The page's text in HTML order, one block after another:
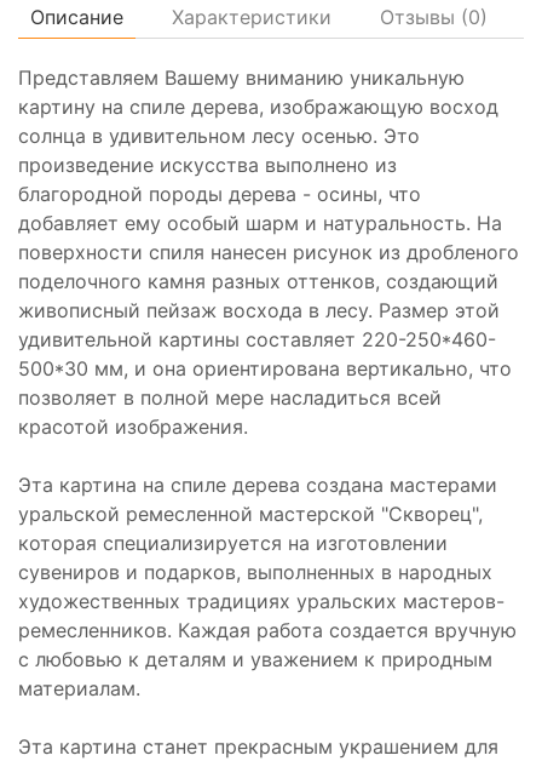
Описание Характеристики Отзывы (0)
Представляем Вашему вниманию уникальную
картину на спиле дерева, изображающую восход
солнца в удивительном лесу осенью. Это
произведение искусства выполнено из
благородной породы дерева - осины, что
добавляет ему особый шарм и натуральность. На
поверхности спиля нанесен рисунок из дробленого
поделочного камня разных оттенков, создающий
живописный пейзаж восхода в лесу. Размер этой
удивительной картины составляет 220-250*460-
500*30 мм, и она ориентирована вертикально, что
позволяет в полной мере насладиться всей
красотой изображения.
Эта картина на спиле дерева создана мастерами
уральской ремесленной мастерской "Скворец",
которая специализируется на изготовлении
сувениров и подарков, выполненных в народных
художественных традициях уральских мастеров-
ремесленников. Каждая работа создается вручную
с любовью к деталям и уважением к природным
материалам.
Эта картина станет прекрасным украшением для